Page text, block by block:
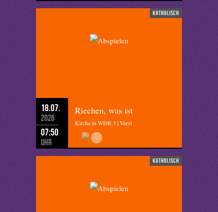
katholisch
18.07.
2026
07:50
Uhr
Riechen, was ist
Kirche in WDR 3 | Verst
katholisch